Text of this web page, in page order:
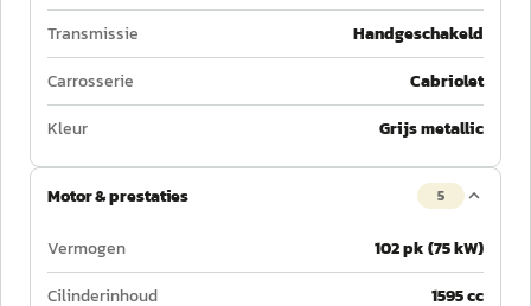
Transmissie
Handgeschakeld
Carrosserie
Cabriolet
Kleur
Grijs metallic
Motor & prestaties 5
Vermogen
102 pk (75 kW)
Cilinderinhoud
1595 cc